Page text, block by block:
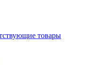
товары